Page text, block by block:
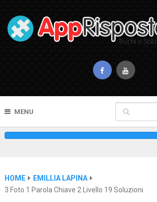
MENU
HOME
EMILLIA LAPINA
3 Foto 1 Parola Chiave 2 Livello 19 Soluzioni